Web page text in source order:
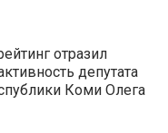
отразил
депутата
Коми Олега